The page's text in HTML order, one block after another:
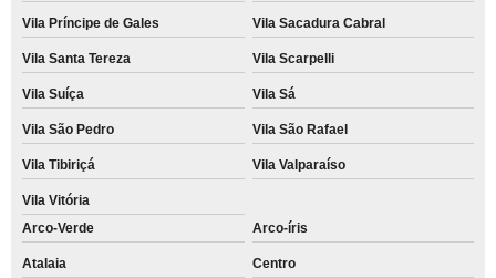
Vila Príncipe de Gales Vila Sacadura Cabral
Vila Santa Tereza Vila Scarpelli
Vila Suíça Vila Sá
Vila São Pedro Vila São Rafael
Vila Tibiriçá Vila Valparaíso
Vila Vitória
Arco-Verde
Arco-íris
Atalaia Centro